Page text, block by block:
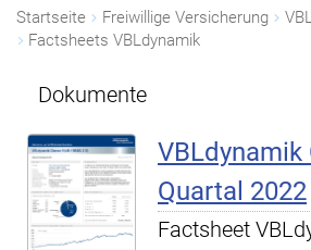
Startseite Freiwillige Versicherung
Factsheets VBLdynamik
Dokumente
VBLdynamik
Quartal 2022
Factsheet